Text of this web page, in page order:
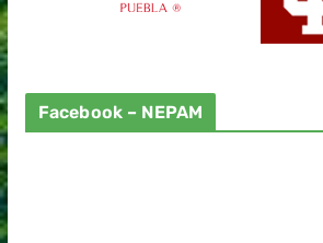
Facebook – NEPAM